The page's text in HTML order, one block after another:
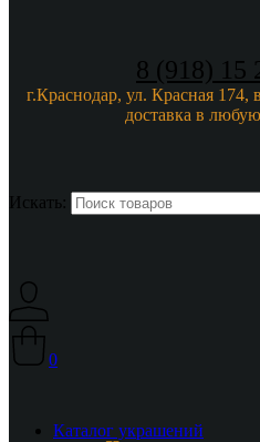
8 (918) 15
г.Краснодар, ул. Красная
доставка в
Искать:
0
Каталог украшений